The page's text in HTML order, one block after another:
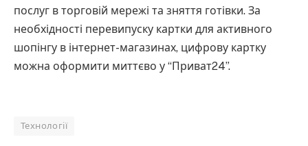
послуг в торговій мережі та зняття готівки. За
необхідності перевипуску картки для активного
шопінгу в інтернет-магазинах, цифрову картку
можна оформити миттєво у “Приват24”.
Технології